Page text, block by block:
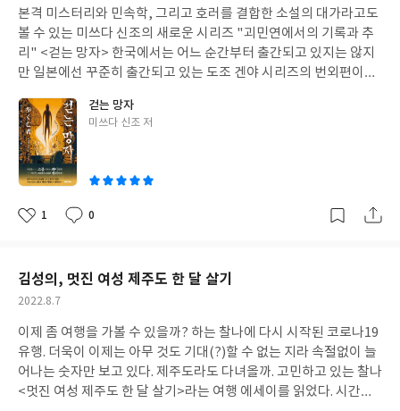
는 좀 더 무겁다. 어떤 부분에선 한없이 가볍게 쓰여 있지만 자신이
사랑하는 재즈나 옴진리교와 관련된 작품 등 사회 문제를 다른 부분
에 대해서는 매우 깊고 다양한 지식을 바탕으로 이야기를 이끌어간
다. 마냥 가볍게 읽기만은 어려운 책이다. 잡문집이라는 단어에 쉽게
음에는 가볍게 시작했다가 묵직한 이야기들이 나오는 탓에 속도가
느뎌졌다. 물론 읽은 보람은 있었다. 재즈, LP 판에 대한 애정은 이
책 말고 읽고 있는 <오래되고 멋진 클래식 레코드>를 통해 알고는
있었지만 아무래도 잘 모르는 분야다 보니 아는 배경 지식이 없어 읽
는 데 많이 힘들었지만, 그 과정에서 유투브를 통해 재즈를 검색하
고 있는 나를 발견하고 놀랐다. LP판을 사고 싶단 생각도 했으니, 어
떤 면에서는 대단한 작가다. 그러나 그만큼이나 자주 등장하는 "옴
겠지만 어째서 평범하고, 또는 어떤 면에서는 뛰어난 이들이 옴진리
교에 빠져 지하철 사린 테러를 일으켰을까. 우리나라의 다양한 사이
비 종교의 행각들과 맞물려 옴진리교 신자들, 혹은 피해자들과 인터
뷰했던 무라카미 하루키의 이야기는 나에게 꽤나 충격이었다. 사실
이미 여러번 다양한 방송과 글을 통해서 그들의 이야기가 나오긴 했
지만 그들의 믿음에 대한 부분을 읽으면서 왜 빠져 들게 되었는 지,
그리고 왜 벗어날 생각도, 벗어나지도 못하는 지에 대해 알 수 있었
일
본격 미스터리와 민속학, 그리고 호러를 결합한 소설의 대가라고도
볼 수 있는 미쓰다 신조의 새로운 시리즈 "괴민연에서의 기록과 추
리" <걷는 망자> 한국에서는 어느 순간부터 출간되고 있지는 않지
만 일본에선 꾸준히 출간되고 있는 도조 겐야 시리즈의 번외편이라
들지만 미쓰다 신조가 작품에 녹아내는 호러 느낌은 명확하게 존재
하는 시리즈 물이다. 미쓰다 신조 책을 읽고 싶지만 공포감에 선뜻
손이 가지 않았거나 민속학을 기반으로 해서 수많은 주석에 조금 질
린 분들이라면 이 책으로 미쓰다 신조의 세계관을 맛보는 것도 좋을
것 같다. 기존 팬이라면 조금 가볍단 느낌을 받을 수 있어 아쉬울 테
지만 이전 시리즈에 나왔던 소재가 언급되기도 하고 특히 마지막에
학교 지하에 위치한 '괴이 민속학 연구실'에서 괴담을 무서워해서
어떻게든 괴이 사건을 해결하려고 애쓰는 조수 덴큐 마히토에게 대
학생 도쇼 아이가 자신이 겪었거나 도조 겐야로부터 부탁받은 괴담
을 들려주면서 시작한다. 도쇼 아이가 직접 겪은 "걷는 망자", 그리
고 부탁받은 이야기 "다가오는 머리 없는 여자", "배를 가르는 호귀
와 작아지는 두꺼비집", "봉인지가 붙여진 방의 자시키 할멈", "서
있는 쿠치바온나" 총 다섯 가지 이야기로 구성되어 있다. 소재는 확
걷는 망자
글
미쓰다 신조 저
좋
1
댓
0
작
김성의, 멋진 여성 제주도 한 달 살기
작
일
2022.8.7
이제 좀 여행을 가볼 수 있을까? 하는 찰나에 다시 시작된 코로나19
유행. 더욱이 이제는 아무 것도 기대(?)할 수 없는 지라 속절없이 늘
어나는 숫자만 보고 있다. 제주도라도 다녀올까. 고민하고 있는 찰나
<멋진 여성 제주도 한 달 살기>라는 여행 에세이를 읽었다. 시간만